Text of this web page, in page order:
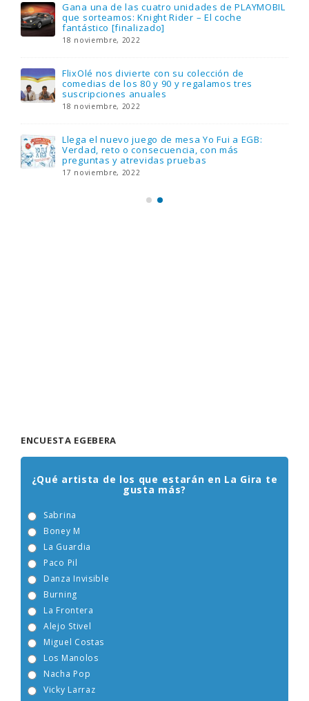
Gana una de las cuatro unidades de PLAYMOBIL
que sorteamos: Knight Rider – El coche
fantástico [finalizado]
18 noviembre, 2022
FlixOlé nos divierte con su colección de
comedias de los 80 y 90 y regalamos tres
suscripciones anuales
18 noviembre, 2022
Llega el nuevo juego de mesa Yo Fui a EGB:
Verdad, reto o consecuencia, con más
preguntas y atrevidas pruebas
17 noviembre, 2022
ENCUESTA EGEBERA
¿Qué artista de los que estarán en La Gira te
gusta más?
Sabrina
Boney M
La Guardia
Paco Pil
Danza Invisible
Burning
La Frontera
Alejo Stivel
Miguel Costas
Los Manolos
Nacha Pop
Vicky Larraz